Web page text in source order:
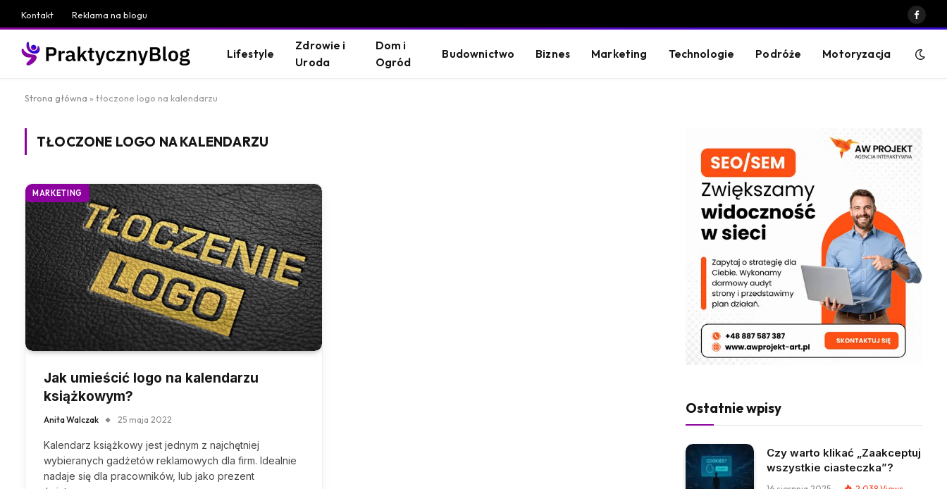
Kontakt Reklama na blogu
Lifestyle
Zdrowie i
Uroda
Dom i
Ogród
Budownictwo Biznes Marketing Technologie Podróże Motoryzacja
Strona główna » tłoczone logo na kalendarzu
TŁOCZONE LOGO NA KALENDARZU
MARKETING
Jak umieścić logo na kalendarzu
książkowym?
Anita Walczak 25 maja 2022
Kalendarz książkowy jest jednym z najchętniej
wybieranych gadżetów reklamowych dla firm. Idealnie
nadaje się dla pracowników, lub jako prezent
Ostatnie wpisy
Czy warto klikać „Zaakceptuj
wszystkie ciasteczka”?